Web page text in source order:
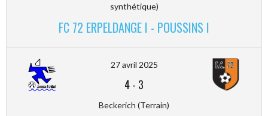
synthétique)
FC 72 ERPELDANGE I - POUSSINS I
27 avril 2025
4- 3
Beckerich (Terrain)